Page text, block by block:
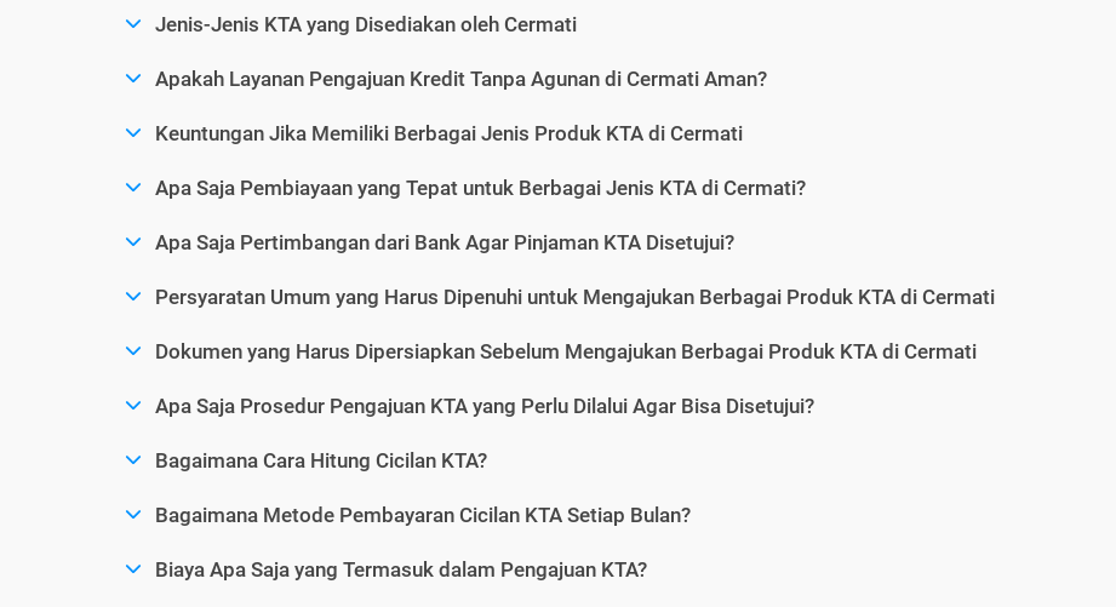
Jenis-Jenis KTA yang Disediakan oleh Cermati
Apakah Layanan Pengajuan Kredit Tanpa Agunan di Cermati Aman?
Keuntungan Jika Memiliki Berbagai Jenis Produk KTA di Cermati
Apa Saja Pembiayaan yang Tepat untuk Berbagai Jenis KTA di Cermati?
Apa Saja Pertimbangan dari Bank Agar Pinjaman KTA Disetujui?
Persyaratan Umum yang Harus Dipenuhi untuk Mengajukan Berbagai Produk KTA di Cermati
Dokumen yang Harus Dipersiapkan Sebelum Mengajukan Berbagai Produk KTA di Cermati
Apa Saja Prosedur Pengajuan KTA yang Perlu Dilalui Agar Bisa Disetujui?
Bagaimana Cara Hitung Cicilan KTA?
Bagaimana Metode Pembayaran Cicilan KTA Setiap Bulan?
Biaya Apa Saja yang Termasuk dalam Pengajuan KTA?